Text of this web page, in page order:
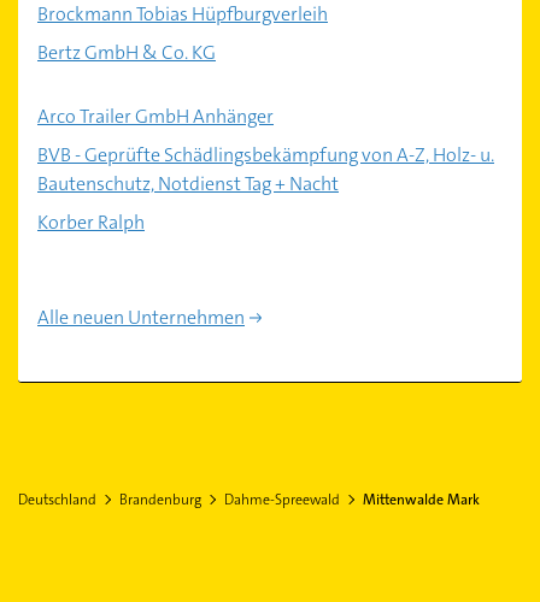
Brockmann Tobias Hüpfburgverleih
Bertz GmbH & Co. KG
Arco Trailer GmbH Anhänger
BVB - Geprüfte Schädlingsbekämpfung von A-Z, Holz- u.
Bautenschutz, Notdienst Tag + Nacht
Korber Ralph
Alle neuen Unternehmen
Deutschland Brandenburg Dahme-Spreewald Mittenwalde Mark